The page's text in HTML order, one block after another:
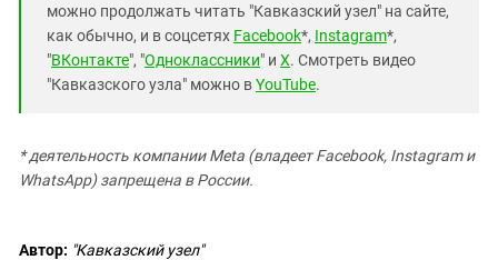
можно продолжать читать "Кавказский узел" на сайте,
как обычно, и в соцсетях Facebook*, Instagram*,
"ВКонтакте", "Одноклассники" и X. Смотреть видео
"Кавказского узла" можно вYouTube.
* деятельность компании Meta (владеет Facebook, Instagram и
WhatsApp) запрещена в России.
Автор: "Кавказский узел"